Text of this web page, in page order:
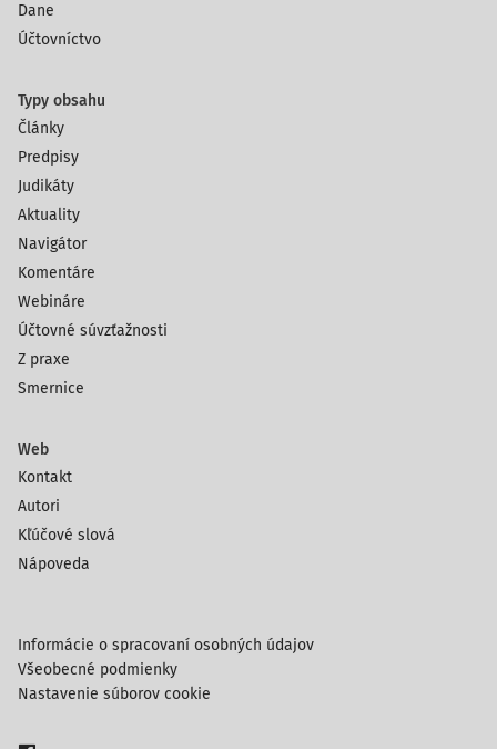
Dane
Účtovníctvo
Typy obsahu
Články
Predpisy
Judikáty
Aktuality
Navigátor
Komentáre
Webináre
Účtovné súvzťažnosti
Z praxe
Smernice
Web
Kontakt
Autori
Kľúčové slová
Nápoveda
Informácie o spracovaní osobných údajov
Všeobecné podmienky
Nastavenie súborov cookie